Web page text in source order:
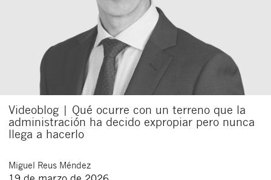
Videoblog | Qué ocurre con un terreno que la
administración ha decido expropiar pero nunca
llega a hacerlo
Miguel Reus Méndez